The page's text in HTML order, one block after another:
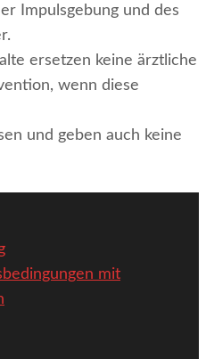
Impulsgebung und des
ersetzen keine ärztliche
wenn diese
und geben auch keine
mit